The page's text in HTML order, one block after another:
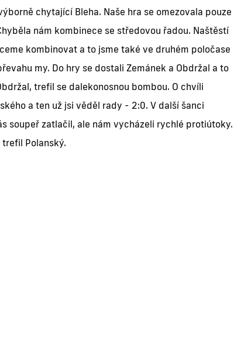
chytající Bleha. Naše hra se omezovala pouze
nám kombinece se středovou řadou. Naštěstí
kombinovat a to jsme také ve druhém poločase
my. Do hry se dostali Zemánek a Obdržal a to
trefil se dalekonosnou bombou. O chvíli
a ten už jsi věděl rady - 2:0. V další šanci
soupeř zatlačil, ale nám vycházeli rychlé protiútoky.
Polanský.